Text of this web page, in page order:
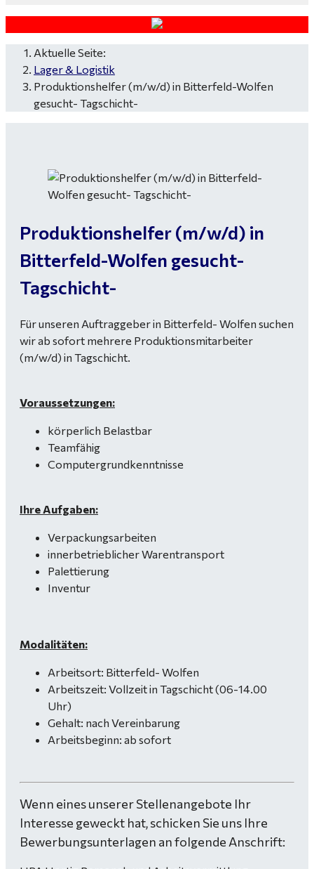
Aktuelle Seite:
Lager & Logistik
Produktionshelfer (m/w/d) in Bitterfeld-Wolfen
gesucht- Tagschicht-
Produktionshelfer (m/w/d) in
Bitterfeld-Wolfen gesucht-
Tagschicht-
Für unseren Auftraggeber in Bitterfeld- Wolfen suchen
wir ab sofort mehrere Produktionsmitarbeiter
(m/w/d) in Tagschicht.
Voraussetzungen:
körperlich Belastbar
Teamfähig
Computergrundkenntnisse
Ihre Aufgaben:
Verpackungsarbeiten
innerbetrieblicher Warentransport
Palettierung
Inventur
Modalitäten:
Arbeitsort: Bitterfeld- Wolfen
Arbeitszeit: Vollzeit in Tagschicht (06-14.00
Uhr)
Gehalt: nach Vereinbarung
Arbeitsbeginn: ab sofort
Wenn eines unserer Stellenangebote Ihr
Interesse geweckt hat, schicken Sie uns Ihre
Bewerbungsunterlagen an folgende Anschrift: